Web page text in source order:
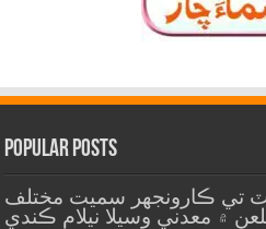
Popular Posts
4 آگسٽ تي ڪارونجهر سميت مختلف
۾ معدني وسيلا نيلام ڪندي